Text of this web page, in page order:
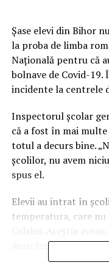
Șase elevi din Bihor
la proba de limba
Națională pentru că
bolnave de Covid-
incidente la centrele
Inspectorul școlar
că a fost în mai
totul a decurs bine.
şcolilor, nu avem
spus el.
Elevii au intrat în
temperatura, care nu
dezinfectante și